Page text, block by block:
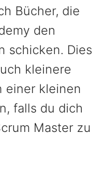
Bücher, die
den
schicken. Dies
kleinere
einer kleinen
falls du dich
Master zu